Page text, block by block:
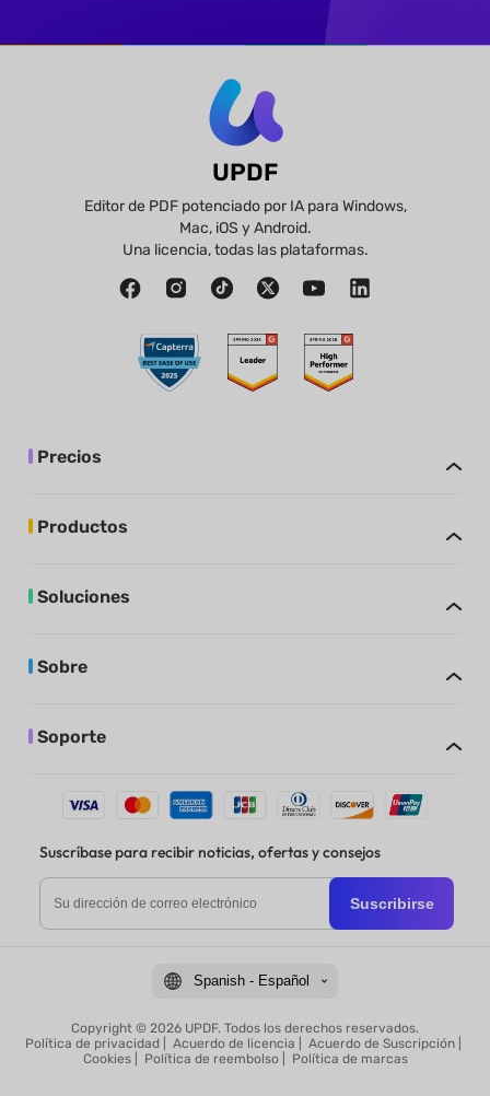
UPDF
Editor de PDF potenciado por IA para Windows,
Mac, iOS y Android.
Una licencia, todas las plataformas.
Precios
Productos
Soluciones
Sobre
Soporte
Suscríbase para recibir noticias, ofertas y consejos
Suscribirse
Spanish - Español
Copyright © 2026 UPDF. Todos los derechos reservados.
Política de privacidad
Acuerdo de licencia Acuerdo de Suscripción
Cookies| Política de reembolso| Política de marcas